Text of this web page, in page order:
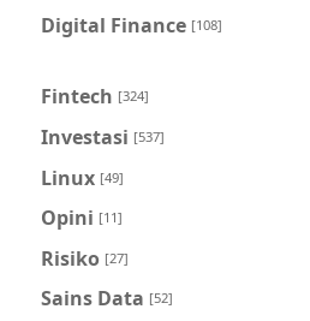
Digital Finance [108]
Fintech [324]
Investasi [537]
Linux [49]
Opini [11]
Risiko [27]
Sains Data [52]